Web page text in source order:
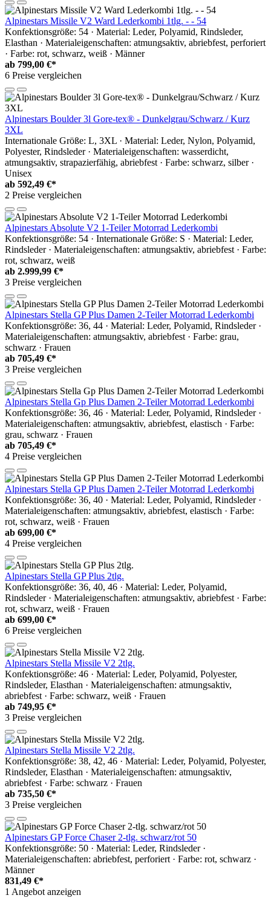
Alpinestars Missile V2 Ward Lederkombi 1tlg. - - 54
Konfektionsgröße: 54 · Material: Leder, Polyamid, Rindsleder,
Elasthan · Materialeigenschaften: atmungsaktiv, abriebfest, perforiert
· Farbe: rot, schwarz, weiß · Männer
ab 799,00 €*
6 Preise vergleichen
Alpinestars Boulder 3l Gore-tex® - Dunkelgrau/Schwarz / Kurz
3XL
Internationale Größe: L, 3XL · Material: Leder, Nylon, Polyamid,
Polyester, Rindsleder · Materialeigenschaften: wasserdicht,
atmungsaktiv, strapazierfähig, abriebfest · Farbe: schwarz, silber ·
Unisex
ab 592,49 €*
2 Preise vergleichen
Alpinestars Absolute V2 1-Teiler Motorrad Lederkombi
Konfektionsgröße: 54 · Internationale Größe: S · Material: Leder,
Rindsleder · Materialeigenschaften: atmungsaktiv, abriebfest · Farbe:
rot, schwarz, weiß
ab 2.999,99 €*
3 Preise vergleichen
Alpinestars Stella GP Plus Damen 2-Teiler Motorrad Lederkombi
Konfektionsgröße: 36, 44 · Material: Leder, Polyamid, Rindsleder ·
Materialeigenschaften: atmungsaktiv, abriebfest · Farbe: grau,
schwarz · Frauen
ab 705,49 €*
3 Preise vergleichen
Alpinestars Stella Gp Plus Damen 2-Teiler Motorrad Lederkombi
Konfektionsgröße: 36, 46 · Material: Leder, Polyamid, Rindsleder ·
Materialeigenschaften: atmungsaktiv, abriebfest, elastisch · Farbe:
grau, schwarz · Frauen
ab 705,49 €*
4 Preise vergleichen
Alpinestars Stella GP Plus Damen 2-Teiler Motorrad Lederkombi
Konfektionsgröße: 36, 40 · Material: Leder, Polyamid, Rindsleder ·
Materialeigenschaften: atmungsaktiv, abriebfest, elastisch · Farbe:
rot, schwarz, weiß · Frauen
ab 699,00 €*
4 Preise vergleichen
Alpinestars Stella GP Plus 2tlg.
Konfektionsgröße: 36, 40, 46 · Material: Leder, Polyamid,
Rindsleder · Materialeigenschaften: atmungsaktiv, abriebfest · Farbe:
rot, schwarz, weiß · Frauen
ab 699,00 €*
6 Preise vergleichen
Alpinestars Stella Missile V2 2tlg.
Konfektionsgröße: 46 · Material: Leder, Polyamid, Polyester,
Rindsleder, Elasthan · Materialeigenschaften: atmungsaktiv,
abriebfest · Farbe: schwarz, weiß · Frauen
ab 749,95 €*
3 Preise vergleichen
Alpinestars Stella Missile V2 2tlg.
Konfektionsgröße: 38, 42, 46 · Material: Leder, Polyamid, Polyester,
Rindsleder, Elasthan · Materialeigenschaften: atmungsaktiv,
abriebfest · Farbe: schwarz · Frauen
ab 735,50 €*
3 Preise vergleichen
Alpinestars GP Force Chaser 2-tlg. schwarz/rot 50
Konfektionsgröße: 50 · Material: Leder, Rindsleder ·
Materialeigenschaften: abriebfest, perforiert · Farbe: rot, schwarz ·
Männer
831,49 €*
1 Angebot anzeigen